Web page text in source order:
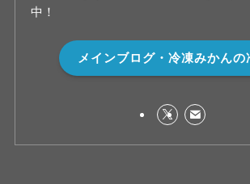
中！
メインブログ・冷凍みかんの